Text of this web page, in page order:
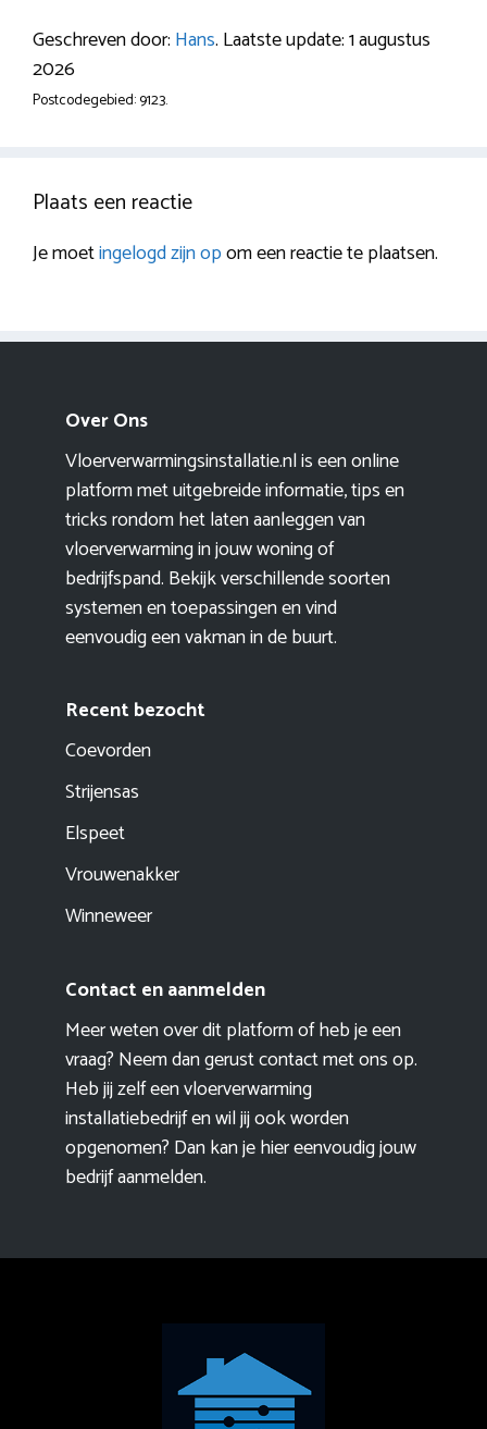
Geschreven door: Hans. Laatste update: 1 augustus
2026
Postcodegebied: 9123.
Plaats een reactie
Je moetingelogd zijn opom een reactie te plaatsen.
Over Ons
Vloerverwarmingsinstallatie.nl is een online
platform met uitgebreide informatie, tips en
tricks rondom het laten aanleggen van
vloerverwarming in jouw woning of
bedrijfspand. Bekijk verschillende soorten
systemen en toepassingen en vind
eenvoudig een vakman in de buurt.
Recent bezocht
Coevorden
Strijensas
Elspeet
Vrouwenakker
Winneweer
Contact en aanmelden
Meer weten over dit platform of heb je een
vraag? Neem dan gerust contact met ons op.
Heb jij zelf een vloerverwarming
installatiebedrijf en wil jij ook worden
opgenomen? Dan kan je hier eenvoudigjouw
bedrijf aanmelden.